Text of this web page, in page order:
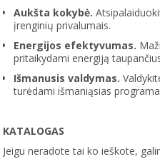
Aukšta kokybė.
įrenginių privalumais.
Energijos efektyvumas.
pritaikydami energiją
Išmanusis valdymas.
turėdami išmaniąsias
KATALOGAS
Jeigu neradote tai ko ieškote,